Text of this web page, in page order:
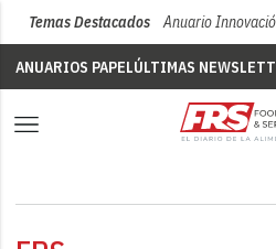
Temas Destacados Anuario
ANUARIOS PAPELÚLTIMAS